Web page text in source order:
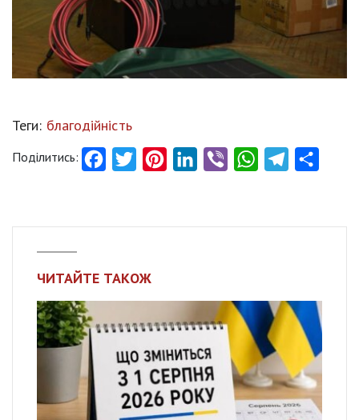
Теги: благодійність
Поділитись: FacebookTwitter PinterestLinkedInViber WhatsAppTelegram
ЧИТАЙТЕ ТАКОЖ